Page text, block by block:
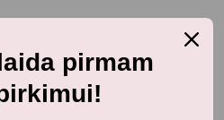
pirmam